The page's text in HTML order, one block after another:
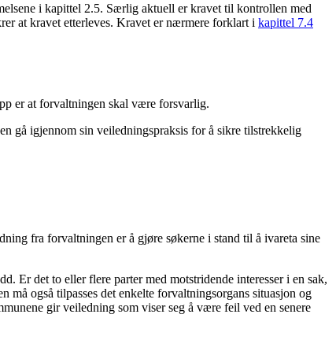
i kapittel 2.5. Særlig aktuell er kravet til kontrollen med
at kravet etterleves. Kravet er nærmere forklart i kapittel 7.4
er at forvaltningen skal være forsvarlig.
gå igjennom sin veiledningspraksis for å sikre tilstrekkelig
fra forvaltningen er å gjøre søkerne i stand til å ivareta sine
Er det to eller flere parter med motstridende interesser i en sak,
også tilpasses det enkelte forvaltningsorgans situasjon og
gir veiledning som viser seg å være feil ved en senere